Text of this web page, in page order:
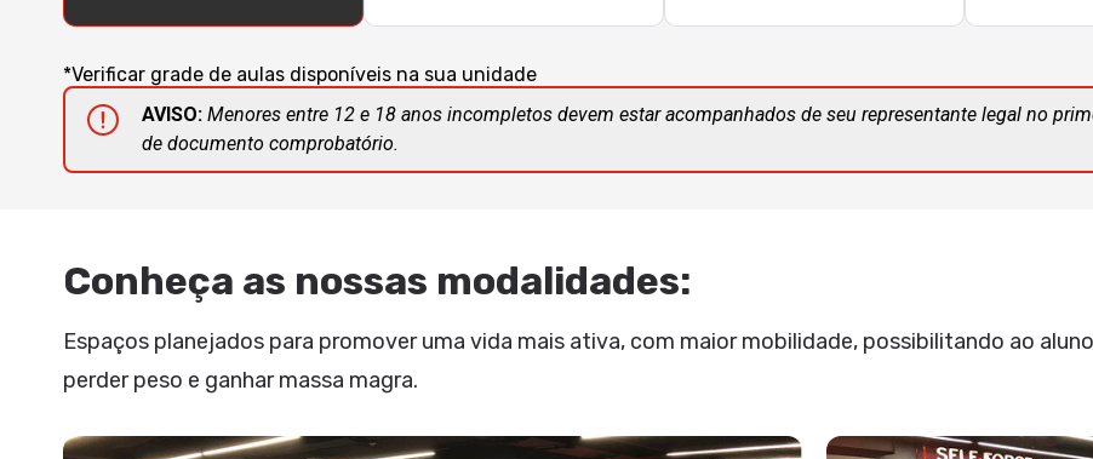
*Verificar grade de aulas disponíveis na sua unidade
AVISO: Menores entre 12 e 18 anos incompletos devem estar acompanhados de seu representante legal no
de documento comprobatório.
Conheça as nossas modalidades:
Espaços planejados para promover uma vida mais ativa, com maior mobilidade, possibilitando ao
perder peso e ganhar massa magra.